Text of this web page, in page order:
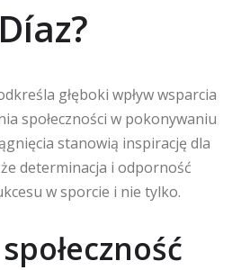
głęboki wpływ wsparcia
społeczności w pokonywaniu
stanowią inspirację dla
determinacja i odporność
w sporcie i nie tylko.